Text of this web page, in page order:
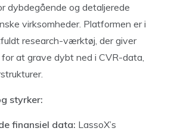
dybdegående og detaljerede
virksomheder. Platformen er i
research-værktøj, der giver
at grave dybt ned i CVR-data,
styrker:
finansiel data: LassoX’s